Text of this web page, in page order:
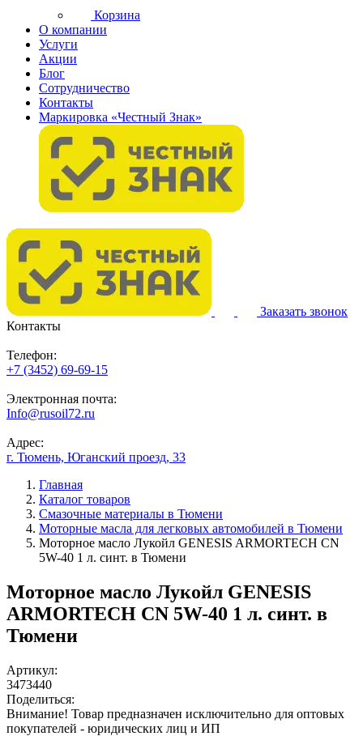
Корзина
О компании
Услуги
Акции
Блог
Сотрудничество
Контакты
Маркировка «Честный Знак»
Заказать звонок
Контакты
Телефон:
+7 (3452) 69-69-15
Электронная почта:
Info@rusoil72.ru
Адрес:
г. Тюмень, Юганский проезд, 33
Главная
Каталог товаров
Смазочные материалы в Тюмени
Моторные масла для легковых автомобилей в Тюмени
Моторное масло Лукойл GENESIS ARMORTECH CN
5W-40 1 л. синт. в Тюмени
Моторное масло Лукойл GENESIS
ARMORTECH CN 5W-40 1 л. синт. в
Тюмени
Артикул:
3473440
Поделиться:
Внимание! Товар предназначен исключительно для оптовых
покупателей - юридических лиц и ИП